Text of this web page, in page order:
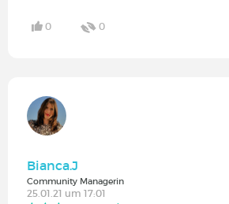
0 0
Bianca.J
Community Managerin
25.01.21 um 17:01